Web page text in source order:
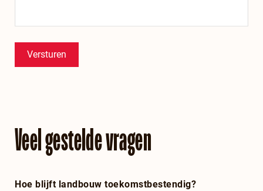
Versturen
Veel gestelde vragen
Hoe blijft landbouw toekomstbestendig?